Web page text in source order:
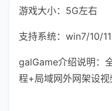
游戏大小：5G左右
支持系统：win7/10/
galGame介绍说明：
程+局域网外网架设视